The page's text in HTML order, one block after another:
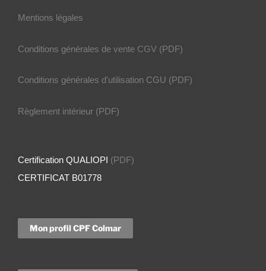
Mentions légales
Conditions générales de vente CGV (PDF)
Conditions générales d'utilisation CGU (PDF)
Règlement intérieur (PDF)
Certification QUALIOPI (PDF)
CERTIFICAT B01778
Mon profil CPF Colmar